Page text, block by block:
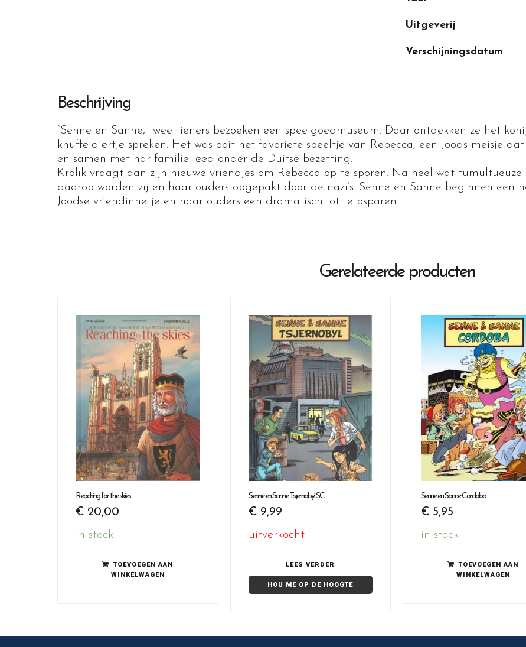
Uitgeverij
Verschijningsdatum
Beschrijving
“Senne en Sanne, twee tieners bezoeken een speelgoedmuseum. Daar ontdekken ze het
knuffeldiertje spreken. Het was ooit het favoriete speeltje van Rebecca, een Joods meisje
en samen met har familie leed onder de Duitse bezetting.
Krolik vraagt aan zijn nieuwe vriendjes om Rebecca op te sporen. Na heel wat tumultueuze
daarop worden zij en haar ouders opgepakt door de nazi’s. Senne en Sanne beginnen een
Joodse vriendinnetje en haar ouders een dramatisch lot te bsparen….
Gerelateerde producten
Reaching for the skies
€ 20,00
in stock
TOEVOEGEN AAN
WINKELWAGEN
Senne en Sanne Tsjernobyl SC
€9,99
uitverkocht
LEES VERDER
HOU ME OP DE HOOGTE
Senne en Sanne Cordoba
€ 5,95
in stock
TOEVOEGEN AAN
WINKELWAGEN